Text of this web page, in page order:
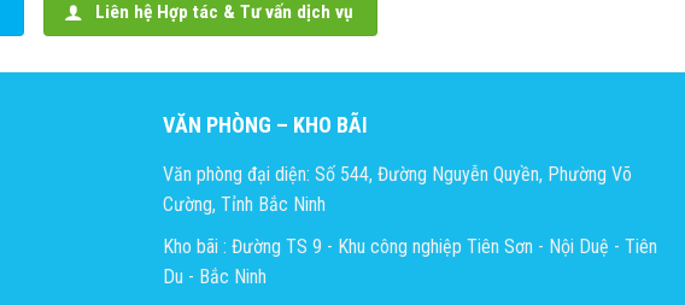
Liên hệ Hợp tác & Tư vấn dịch vụ
VĂN PHÒNG – KHO BÃI
Văn phòng đại diện: Số 544, Đường Nguyễn Quyền, Phường Võ
Cường, Tỉnh Bắc Ninh
Kho bãi : Đường TS 9 - Khu công nghiệp Tiên Sơn - Nội Duệ - Tiên
Du - Bắc Ninh